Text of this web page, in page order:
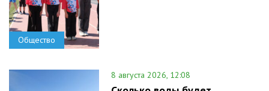
Общество
8 августа 2026, 12:08